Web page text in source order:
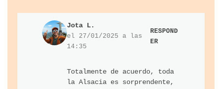
Jota L.
el 27/01/2025 a las
14:35
RESPOND
ER
Totalmente de acuerdo, toda
la Alsacia es sorprendente,